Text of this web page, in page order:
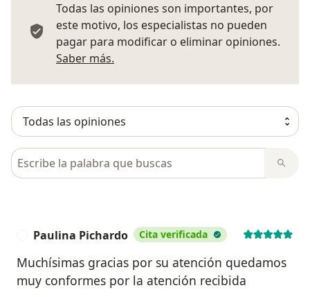
Todas las opiniones son importantes, por
este motivo, los especialistas no pueden
pagar para modificar o eliminar opiniones.
Saber más.
Busca en opiniones
Paulina Pichardo Cita verificada
Muchísimas gracias por su atención quedamos
muy conformes por la atención recibida